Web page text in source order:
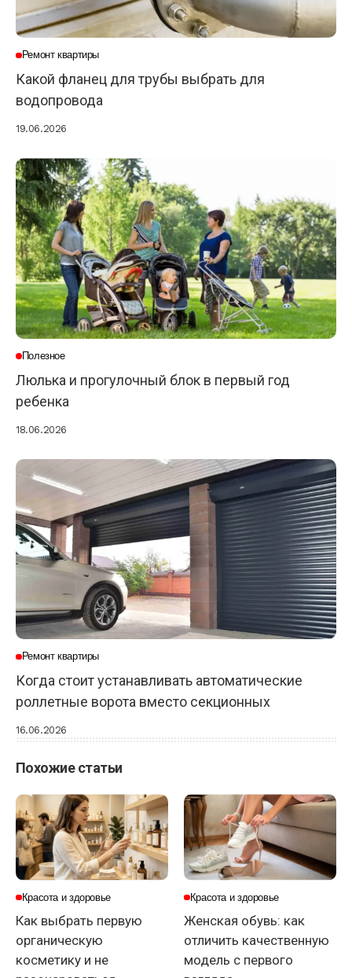
Ремонт квартиры
Какой фланец для трубы выбрать для
водопровода
19.06.2026
Полезное
Люлька и прогулочный блок в первый год
ребенка
18.06.2026
Ремонт квартиры
Когда стоит устанавливать автоматические
роллетные ворота вместо секционных
16.06.2026
Похожие статьи
Красота и здоровье
Как выбрать первую
органическую
косметику и не
Красота и здоровье
Женская обувь: как
отличить качественную
модель с первого